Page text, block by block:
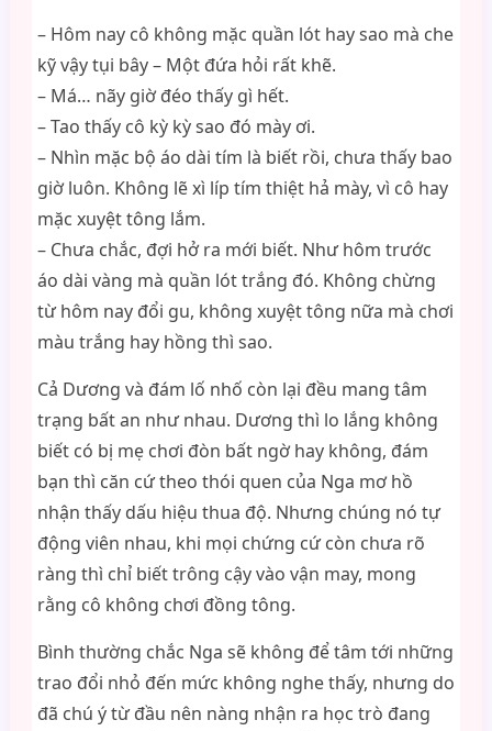
– Hôm nay cô không mặc quần lót hay sao mà che
kỹ vậy tụi bây – Một đứa hỏi rất khẽ.
– Má… nãy giờ đéo thấy gì hết.
– Tao thấy cô kỳ kỳ sao đó mày ơi.
– Nhìn mặc bộ áo dài tím là biết rồi, chưa thấy bao
giờ luôn. Không lẽ xì líp tím thiệt hả mày, vì cô hay
mặc xuyệt tông lắm.
– Chưa chắc, đợi hở ra mới biết. Như hôm trước
áo dài vàng mà quần lót trắng đó. Không chừng
từ hôm nay đổi gu, không xuyệt tông nữa mà chơi
màu trắng hay hồng thì sao.
Cả Dương và đám lố nhố còn lại đều mang tâm
trạng bất an như nhau. Dương thì lo lắng không
biết có bị mẹ chơi đòn bất ngờ hay không, đám
bạn thì căn cứ theo thói quen của Nga mơ hồ
nhận thấy dấu hiệu thua độ. Nhưng chúng nó tự
động viên nhau, khi mọi chứng cứ còn chưa rõ
ràng thì chỉ biết trông cậy vào vận may, mong
rằng cô không chơi đồng tông.
Bình thường chắc Nga sẽ không để tâm tới những
trao đổi nhỏ đến mức không nghe thấy, nhưng do
đã chú ý từ đầu nên nàng nhận ra học trò đang